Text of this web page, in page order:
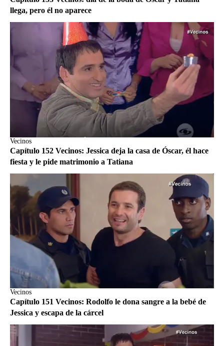
llega, pero él no aparece
Vecinos
Capítulo 152 Vecinos: Jessica deja la casa de Óscar, él hace
fiesta y le pide matrimonio a Tatiana
Vecinos
Capítulo 151 Vecinos: Rodolfo le dona sangre a la bebé de
Jessica y escapa de la cárcel